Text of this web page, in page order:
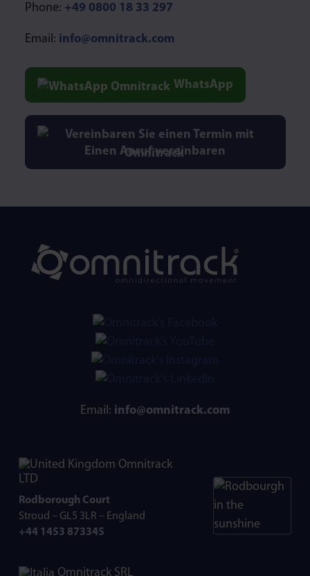
Phone: +49 0800 18 33 297
Email: info@omnitrack.com
WhatsApp
Einen Anruf vereinbaren
Email: info@omnitrack.com
Omnitrack
LTD
Rodborough Court
Stroud – GL5 3LR – England
+44 1453 873345
Omnitrack SRL